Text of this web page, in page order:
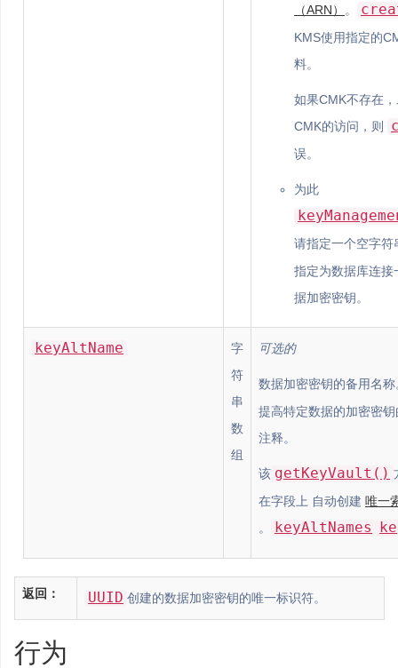
（ARN） 。
KMS使用指定的
料。
如果CMK不存在，
CMK的访问，则
误。
为此
请指定一个空字
指定为数据库连接
据加密密钥。
keyAltName
字
符
串
数
组
可选的
数据加密密钥的备用名
提高特定数据的加密密
注释。
该 getKeyVault()
在字段上 自动创建 唯一
。
keyAltNames
返回： UUID 创建的数据加密密钥的唯一标识符。
行为